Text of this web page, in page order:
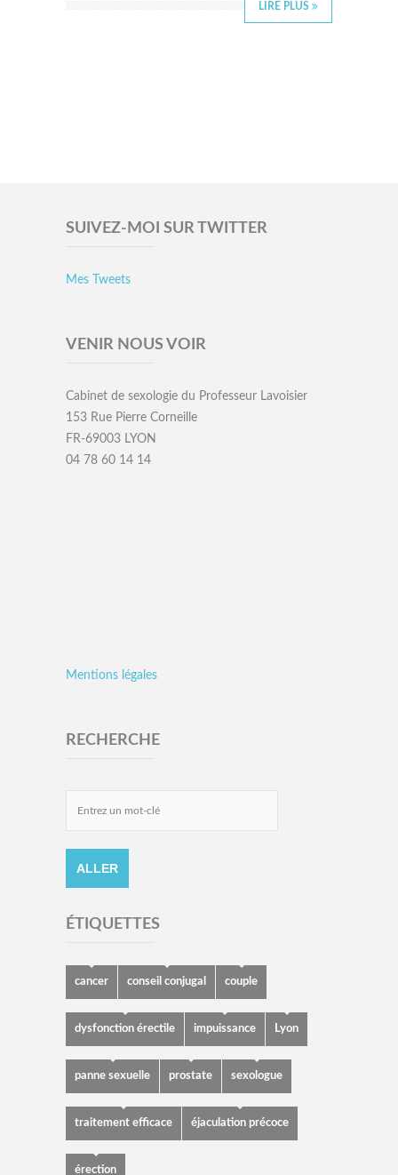
LIRE PLUS
SUIVEZ-MOI SUR TWITTER
Mes Tweets
VENIR NOUS VOIR
Cabinet de sexologie du Professeur Lavoisier
153 Rue Pierre Corneille
FR-69003 LYON
04 78 60 14 14
Mentions légales
RECHERCHE
ÉTIQUETTES
cancer conseil conjugal couple
dysfonction érectile impuissance Lyon
panne sexuelle prostate sexologue
traitement efficace éjaculation précoce
érection